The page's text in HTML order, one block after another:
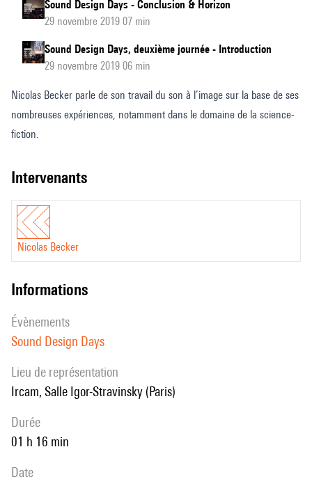
Sound Design Days - Conclusion & Horizon
29 novembre 2019 07 min
Sound Design Days, deuxième journée - Introduction
29 novembre 2019 06 min
Nicolas Becker parle de son travail du son à l’image sur la base de ses
nombreuses expériences, notamment dans le domaine de la science-
fiction.
intervenants
Nicolas Becker
informations
évènements
Sound Design Days
Lieu de représentation
Ircam, Salle Igor-Stravinsky (Paris)
durée
01 h 16 min
date